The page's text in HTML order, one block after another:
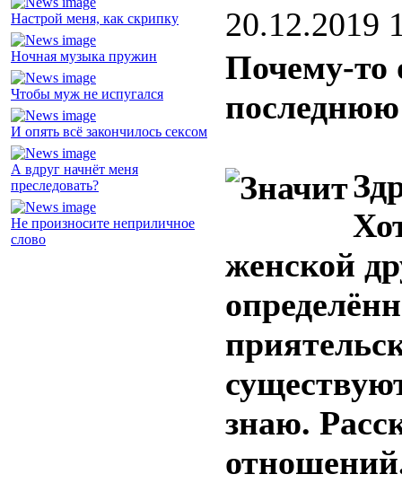
Настрой меня, как скрипку
Ночная музыка пружин
Чтобы муж не испугался
И опять всё закончилось сексом
А вдруг начнёт меня
преследовать?
Не произносите неприличное
слово
20.12.2019
Почему-то
последнюю
женской
знаю.